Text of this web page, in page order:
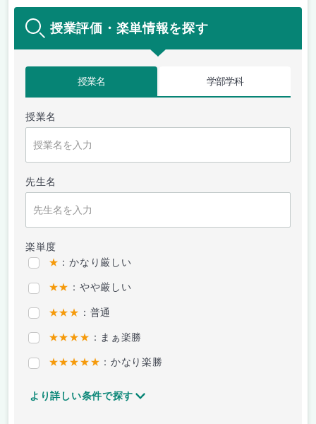
授業評価・楽単情報を探す
授業名 学部学科
授業名
先生名
楽単度
★ ：かなり厳しい
★★ ：やや厳しい
★★★ ：普通
★★★★ ：まぁ楽勝
★★★★★ ：かなり楽勝
より詳しい条件で探す